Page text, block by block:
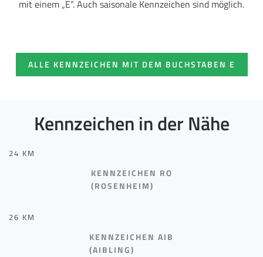
mit einem „E“. Auch saisonale Kennzeichen sind möglich.
ALLE KENNZEICHEN MIT DEM BUCHSTABEN E
Kennzeichen in der Nähe
24 KM
KENNZEICHEN RO
(ROSENHEIM)
26 KM
KENNZEICHEN AIB
(AIBLING)